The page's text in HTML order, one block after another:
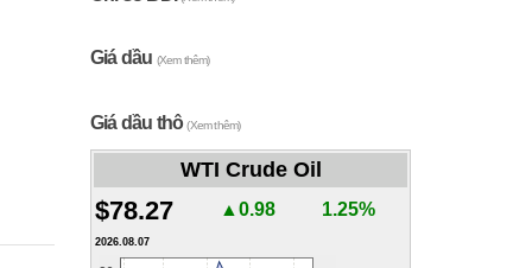
Giá dầu (Xem thêm)
Giá dầu thô(Xem thêm)
WTI Crude Oil
$78.27 ▲0.98 1.25%
2026.08.07